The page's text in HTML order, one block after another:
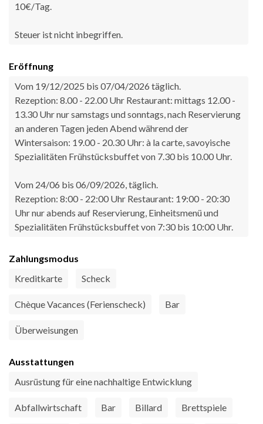
10€/Tag.
Steuer ist nicht inbegriffen.
Eröffnung
Vom 19/12/2025 bis 07/04/2026 täglich.
Rezeption: 8.00 - 22.00 Uhr Restaurant: mittags 12.00 -
13.30 Uhr nur samstags und sonntags, nach Reservierung
an anderen Tagen jeden Abend während der
Wintersaison: 19.00 - 20.30 Uhr: à la carte, savoyische
Spezialitäten Frühstücksbuffet von 7.30 bis 10.00 Uhr.
Vom 24/06 bis 06/09/2026, täglich.
Rezeption: 8:00 - 22:00 Uhr Restaurant: 19:00 - 20:30
Uhr nur abends auf Reservierung, Einheitsmenü und
Spezialitäten Frühstücksbuffet von 7:30 bis 10:00 Uhr.
Zahlungsmodus
Kreditkarte
Scheck
Chèque Vacances (Ferienscheck) Bar
Überweisungen
Ausstattungen
Ausrüstung für eine nachhaltige Entwicklung
Abfallwirtschaft Bar Billard Brettspiele